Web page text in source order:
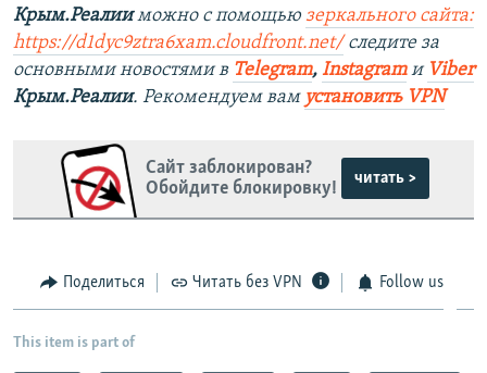
Крым.Реалииможно с помощью зеркального сайта:
https://d1dyc9ztra6xam.cloudfront.net/следите за
основными новостями в Telegram, Instagramи Viber
Крым.Реалии. Рекомендуем вам установить VPN
Сайт заблокирован?
Обойдите блокировку!
читать >
Поделиться Читать без VPN Follow us
This item is part of